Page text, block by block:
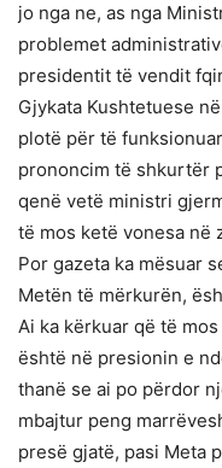
jo nga ne, as nga
problemet
presidentit të vendit
Gjykata Kushtetuese
plotë për të
prononcim të shkurtër
qenë vetë ministri
të mos ketë vonesa në
Por gazeta ka mësuar
Metën të mërkurën,
Ai ka kërkuar që të
është në presionin e
thanë se ai po përdor
mbajtur peng
presë gjatë, pasi Meta